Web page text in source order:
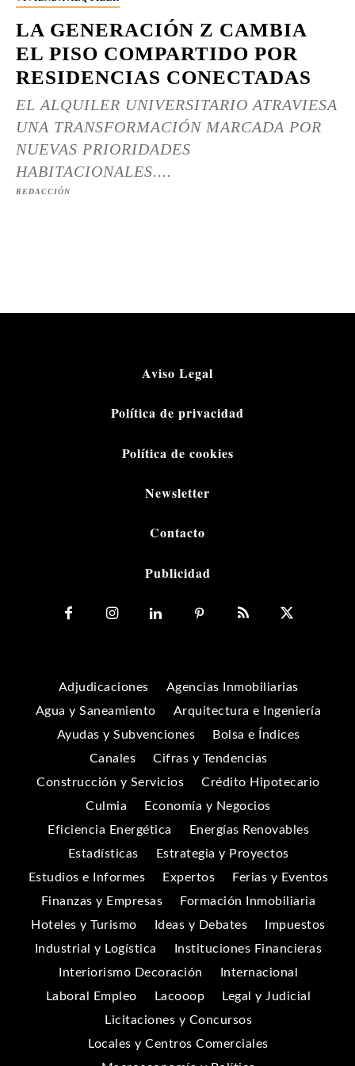
LA GENERACIÓN Z CAMBIA
EL PISO COMPARTIDO POR
RESIDENCIAS CONECTADAS
EL ALQUILER UNIVERSITARIO ATRAVIESA
UNA TRANSFORMACIÓN MARCADA POR
NUEVAS PRIORIDADES
HABITACIONALES....
REDACCIÓN
Aviso Legal
Política de privacidad
Política de cookies
Newsletter
Contacto
Publicidad
Adjudicaciones
Agencias Inmobiliarias
Agua y Saneamiento
Arquitectura e Ingeniería
Ayudas y Subvenciones
Bolsa e Índices
Canales
Cifras y Tendencias
Construcción y Servicios
Crédito Hipotecario
Culmia
Economía y Negocios
Eficiencia Energética
Energías Renovables
Estadísticas
Estrategia y Proyectos
Estudios e Informes
Expertos
Ferias y Eventos
Finanzas y Empresas
Formación Inmobiliaria
Hoteles y Turismo
Ideas y Debates
Impuestos
Industrial y Logística
Instituciones Financieras
Interiorismo Decoración
Internacional
Laboral Empleo
Lacooop
Legal y Judicial
Licitaciones y Concursos
Locales y Centros Comerciales